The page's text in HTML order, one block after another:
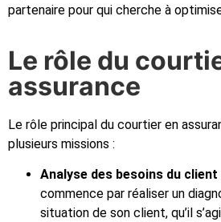
partenaire pour qui cherche à
Le rôle du
assurance
Le rôle principal du courtier en
plusieurs missions :
Analyse des besoins du client
commence par réaliser un
situation de son client, qu’il